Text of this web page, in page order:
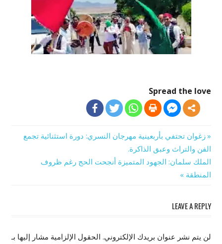
Spread the love
تصفّح
المقالات
Previous
Post:
زغوان تحتفي بأربعينية مهرجان النسري: دورة استثنائية تجمع
الفن والتراث وعبق الذاكرة.
Next
Post:
الملك سلمان: الجهود المتميزة أنجحت الحج رغم ظروف
المنطقة
LEAVE A REPLY
لن يتم نشر عنوان بريدك الإلكتروني. الحقول الإلزامية مشار إليها بـ